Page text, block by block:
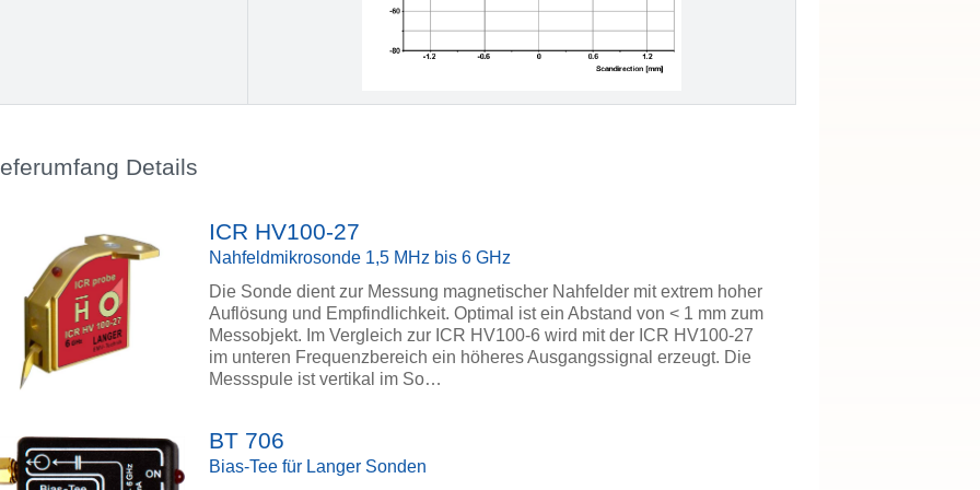
Details
ICR HV100-27
Nahfeldmikrosonde 1,5 MHz bis 6 GHz
Die Sonde dient zur Messung magnetischer Nahfelder mit extrem hoher
Auflösung und Empfindlichkeit. Optimal ist ein Abstand von < 1 mm zum
Messobjekt. Im Vergleich zur ICR HV100-6 wird mit der ICR HV100-27
im unteren Frequenzbereich ein höheres Ausgangssignal erzeugt. Die
Messspule ist vertikal im So…
BT 706
Bias-Tee für Langer Sonden